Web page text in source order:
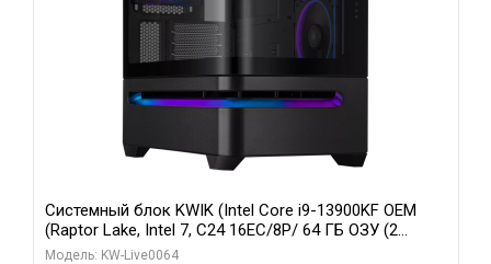
Системный блок KWIK (Intel Core i9-13900KF OEM
(Raptor Lake, Intel 7, C24 16EC/8P/ 64 ГБ ОЗУ (2
модуля)/ ASUS RTX5080 PROART OC 16GB GDDR7
Модель: KW-Live0064